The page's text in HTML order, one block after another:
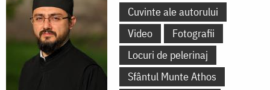
Cuvinte ale autorului
Video
Fotografii
Locuri de pelerinaj
Sfântul Munte Athos